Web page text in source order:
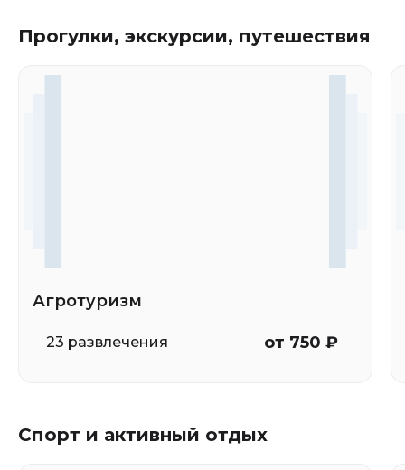
Прогулки, экскурсии, путешествия
Агротуризм
23 развлечения от 750 ₽
Спорт и активный отдых